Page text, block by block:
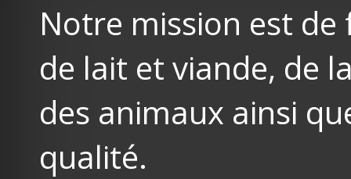
Notre mission est
de lait et viande, de
des animaux ainsi
qualité.